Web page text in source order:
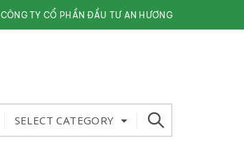
CÔNG TY CỔ PHẦN ĐẦU TƯ AN HƯƠNG
SELECT CATEGORY